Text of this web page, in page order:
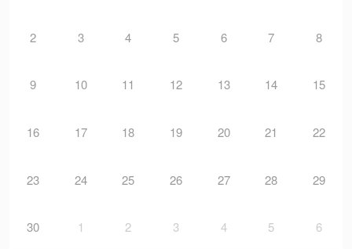
2 3 4 5 6 7 8
9 10 11 12 13 14 15
16 17 18 19 20 21 22
23 24 25 26 27 28 29
30 1 2 3 4 5 6